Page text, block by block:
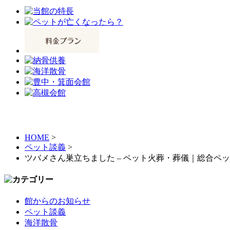
HOME >
ペット談義 >
ツバメさん巣立ちました – ペット火葬・葬儀｜総合ペ
館からのお知らせ
ペット談義
海洋散骨